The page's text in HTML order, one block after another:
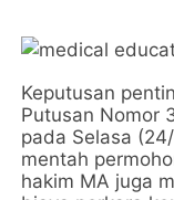
Keputusan
Putusan Nomor
pada Selasa
mentah
hakim MA juga